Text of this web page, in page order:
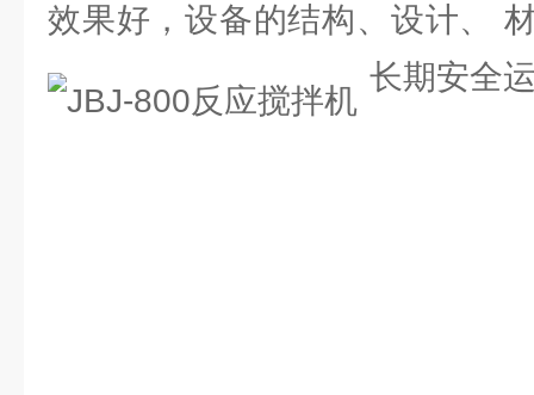
效果好，设备的结构、设计、
长期安全